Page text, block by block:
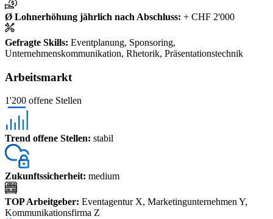
Ø Lohnerhöhung jährlich nach Abschluss: + CHF 2'000
Gefragte Skills: Eventplanung, Sponsoring,
Unternehmenskommunikation, Rhetorik, Präsentationstechnik
Arbeitsmarkt
1'200 offene Stellen
Trend offene Stellen: stabil
Zukunftssicherheit: medium
TOP Arbeitgeber: Eventagentur X, Marketingunternehmen Y,
Kommunikationsfirma Z